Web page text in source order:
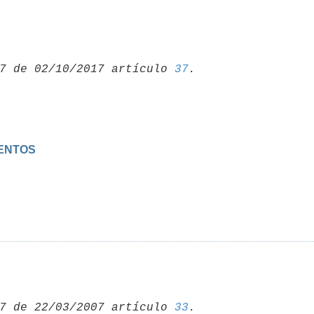
de 02/10/2017 artículo 37
de 22/03/2007 artículo 33